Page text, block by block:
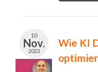
10
Nov.
2023
Wie KI